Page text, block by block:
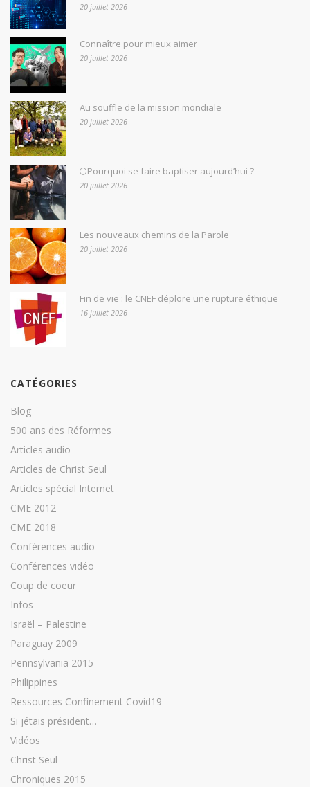
20 juillet 2026
Connaître pour mieux aimer
20 juillet 2026
Au souffle de la mission mondiale
20 juillet 2026
🌕Pourquoi se faire baptiser aujourd’hui ?
20 juillet 2026
Les nouveaux chemins de la Parole
20 juillet 2026
Fin de vie : le CNEF déplore une rupture éthique
16 juillet 2026
CATÉGORIES
Blog
500 ans des Réformes
Articles audio
Articles de Christ Seul
Articles spécial Internet
CME 2012
CME 2018
Conférences audio
Conférences vidéo
Coup de coeur
Infos
Israël – Palestine
Paraguay 2009
Pennsylvania 2015
Philippines
Ressources Confinement Covid19
Si jétais président…
Vidéos
Christ Seul
Chroniques 2015